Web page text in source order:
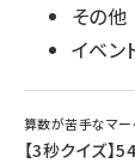
その他
イベン
算数が苦手なマー
【3秒クイズ